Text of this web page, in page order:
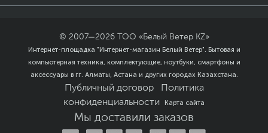
© 2007—2026
ТОО «Белый Ветер KZ»
Интернет-площадка "Интернет-магазин Белый Ветер". Бытовая и
компьютерная техника, комплектующие, ноутбуки, смартфоны и
аксессуары в гг. Алматы, Астана и других городах Казахстана.
Публичный договор
Политика
конфиденциальности
Карта сайта
Мы доставили заказов